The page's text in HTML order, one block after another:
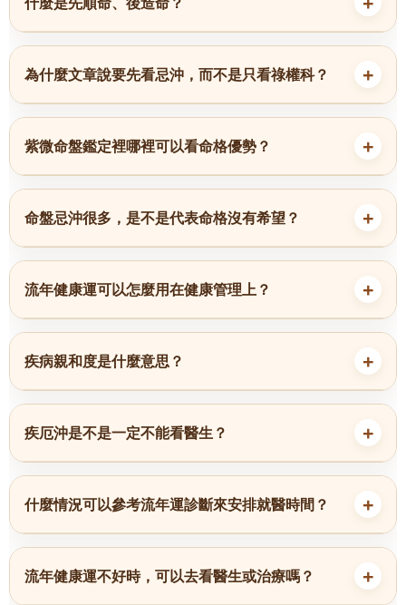
為什麼文章說要先看忌沖，而不是只看祿權科？
紫微命盤鑑定裡哪裡可以看命格優勢？
命盤忌沖很多，是不是代表命格沒有希望？
流年健康運可以怎麼用在健康管理上？
疾病親和度是什麼意思？
疾厄沖是不是一定不能看醫生？
什麼情況可以參考流年運診斷來安排就醫時間？
流年健康運不好時，可以去看醫生或治療嗎？